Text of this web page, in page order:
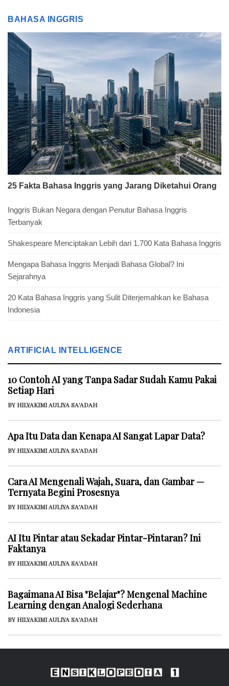
BAHASA INGGRIS
25 Fakta Bahasa Inggris yang Jarang Diketahui Orang
Inggris Bukan Negara dengan Penutur Bahasa Inggris
Terbanyak
Shakespeare Menciptakan Lebih dari 1.700 Kata Bahasa Inggris
Mengapa Bahasa Inggris Menjadi Bahasa Global? Ini
Sejarahnya
20 Kata Bahasa Inggris yang Sulit Diterjemahkan ke Bahasa
Indonesia
ARTIFICIAL INTELLIGENCE
10 Contoh AI yang Tanpa Sadar Sudah Kamu Pakai
Setiap Hari
BY HILYAKIMI AULIYA SA'ADAH
Apa Itu Data dan Kenapa AI Sangat Lapar Data?
BY HILYAKIMI AULIYA SA'ADAH
Cara AI Mengenali Wajah, Suara, dan Gambar —
Ternyata Begini Prosesnya
BY HILYAKIMI AULIYA SA'ADAH
AI Itu Pintar atau Sekadar Pintar-Pintaran? Ini
Faktanya
BY HILYAKIMI AULIYA SA'ADAH
Bagaimana AI Bisa "Belajar"? Mengenal Machine
Learning dengan Analogi Sederhana
BY HILYAKIMI AULIYA SA'ADAH